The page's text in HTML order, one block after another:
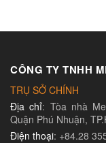
CÔNG TY TNHH
TRỤ SỞ CHÍNH
Địa chỉ: Tòa nhà
Quận Phú Nhuận,
Điện thoại: +84.28